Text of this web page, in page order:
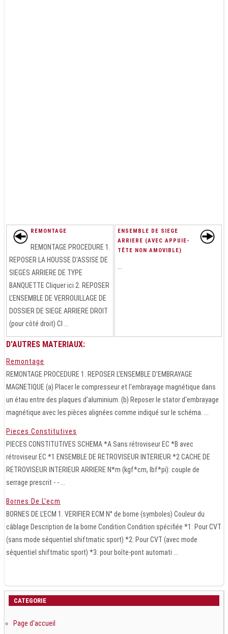
REMONTAGE
REMONTAGE PROCEDURE 1.
REPOSER LA HOUSSE D'ASSISE DE
SIEGES ARRIERE DE TYPE
BANQUETTE Cliquer ici 2. REPOSER
L'ENSEMBLE DE VERROUILLAGE DE
DOSSIER DE SIEGE ARRIERE DROIT
(pour côté droit) Cl ...
ENSEMBLE DE SIEGE
ARRIERE (AVEC APPUIE-
TÊTE NON AMOVIBLE)
D'AUTRES MATERIAUX:
Remontage
REMONTAGE PROCEDURE 1. REPOSER L'ENSEMBLE D'EMBRAYAGE
MAGNETIQUE (a) Placer le compresseur et l'embrayage magnétique dans
un étau entre des plaques d'aluminium. (b) Reposer le stator d'embrayage
magnétique avec les pièces alignées comme indiqué sur le schéma. ...
Pieces Constitutives
PIECES CONSTITUTIVES SCHEMA *A Sans rétroviseur EC *B avec
rétroviseur EC *1 ENSEMBLE DE RETROVISEUR INTERIEUR *2 CACHE DE
RETROVISEUR INTERIEUR ARRIERE N*m (kgf*cm, lbf*pi): couple de
serrage prescrit - - ...
Bornes De L'ecm
BORNES DE L'ECM 1. VERIFIER ECM N° de borne (symboles) Couleur du
câblage Description de la borne Condition Condition spécifiée *1: Pour CVT
(sans mode séquentiel shiftmatic sport) *2: Pour CVT (avec mode
séquentiel shiftmatic sport) *3: pour boîte-pont automati ...
CATEGORIE
Page d'accueil